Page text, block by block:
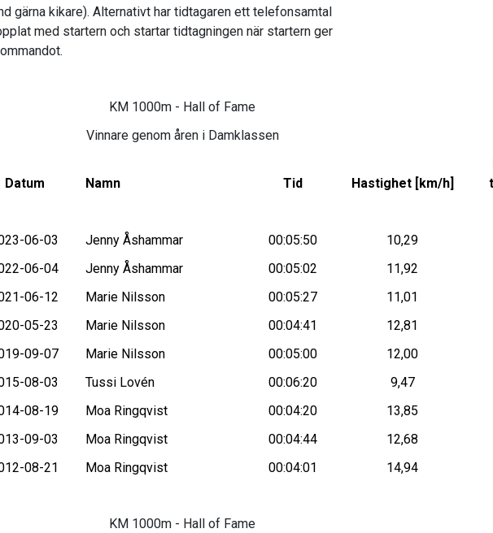
gärna kikare). Alternativt har tidtagaren ett telefonsamtal
med startern och startar tidtagningen när startern ger
KM 1000m - Hall of Fame
Vinnare genom åren i Damklassen
Datum Namn Tid Hastighet [km/h]
06-03 Jenny Åshammar 00:05:50 10,29
06-04
Jenny Åshammar 00:05:02 11,92
06-12
Marie Nilsson 00:05:27 11,01
05-23
Marie Nilsson 00:04:41 12,81
09-07
Marie Nilsson 00:05:00 12,00
08-03
Tussi Lovén 00:06:20 9,47
08-19
Moa Ringqvist 00:04:20 13,85
09-03
Moa Ringqvist 00:04:44 12,68
08-21
Moa Ringqvist 00:04:01 14,94
KM 1000m - Hall of Fame